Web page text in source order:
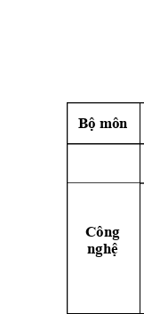
Bộ môn
Công
nghệ